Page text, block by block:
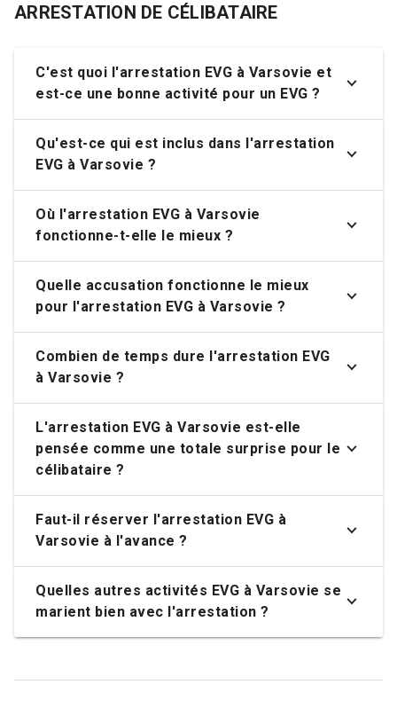
ARRESTATION DE CÉLIBATAIRE
C'est quoi l'arrestation EVG à Varsovie et
est-ce une bonne activité pour un EVG ?
Qu'est-ce qui est inclus dans l'arrestation
EVG à Varsovie ?
Où l'arrestation EVG à Varsovie
fonctionne-t-elle le mieux ?
Quelle accusation fonctionne le mieux
pour l'arrestation EVG à Varsovie ?
Combien de temps dure l'arrestation EVG
à Varsovie ?
L'arrestation EVG à Varsovie est-elle
pensée comme une totale surprise pour le
célibataire ?
Faut-il réserver l'arrestation EVG à
Varsovie à l'avance ?
Quelles autres activités EVG à Varsovie se
marient bien avec l'arrestation ?